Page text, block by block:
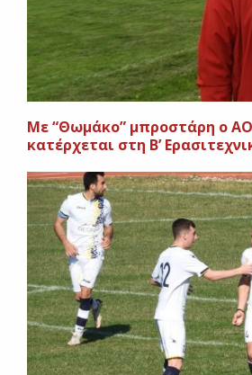
Με “Θωμάκο” μπροστάρη ο
κατέρχεται στη Β’